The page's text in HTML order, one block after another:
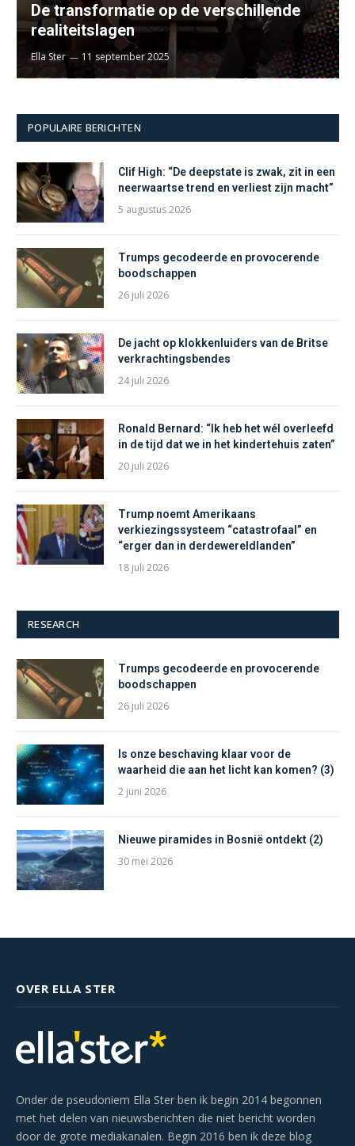
De transformatie op de verschillende
realiteitslagen
Ella Ster 11 september 2025
POPULAIRE BERICHTEN
Clif High: “De deepstate is zwak, zit in een
neerwaartse trend en verliest zijn macht”
5 augustus 2026
Trumps gecodeerde en provocerende
boodschappen
26 juli 2026
De jacht op klokkenluiders van de Britse
verkrachtingsbendes
24 juli 2026
Ronald Bernard: “Ik heb het wél overleefd
in de tijd dat we in het kindertehuis zaten”
20 juli 2026
Trump noemt Amerikaans
verkiezingssysteem “catastrofaal” en
“erger dan in derdewereldlanden”
18 juli 2026
RESEARCH
Trumps gecodeerde en provocerende
boodschappen
26 juli 2026
Is onze beschaving klaar voor de
waarheid die aan het licht kan komen? (3)
2 juni 2026
Nieuwe piramides in Bosnië ontdekt (2)
30 mei 2026
OVER ELLA STER
Onder de pseudoniem Ella Ster ben ik begin 2014 begonnen
met het delen van nieuwsberichten die niet bericht worden
door de grote mediakanalen. Begin 2016 ben ik deze blog